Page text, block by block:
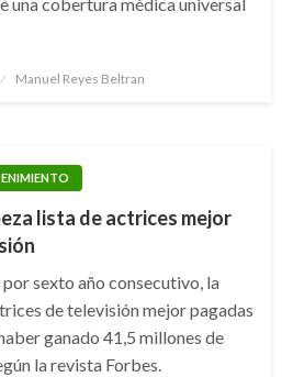
Manuel Reyes Beltran
lista de actrices mejor
sexto año consecutivo, la
de televisión mejor pagadas
ganado 41,5 millones de
la revista Forbes.